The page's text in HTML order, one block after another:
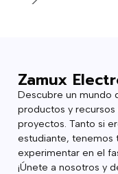
Zamux
Descubre un mundo
productos y
proyectos. Tanto si
estudiante, tenemos
experimentar en el
¡Únete a nosotros y